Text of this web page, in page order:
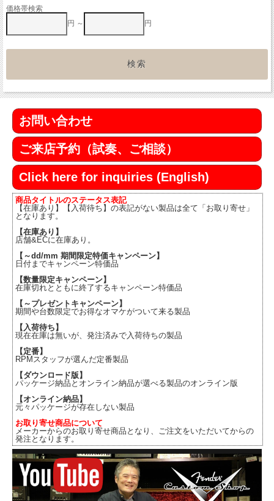
価格帯検索
円 ～
円
お問い合わせ
ご来店予約（試奏、ご相談）
Click here for inquiries (English)
商品タイトルのステータス表記
【在庫あり】【入荷待ち】の表記がない製品は全て「お取り寄せ」
となります。
【在庫あり】
店舗&ECに在庫あり。
【～dd/mm 期間限定特価キャンペーン】
日付までキャンペーン特価品
【数量限定キャンペーン】
在庫切れとともに終了するキャンペーン特価品
【～プレゼントキャンペーン】
期間や台数限定でお得なオマケがついて来る製品
【入荷待ち】
現在在庫は無いが、発注済みで入荷待ちの製品
【定番】
RPMスタッフが選んだ定番製品
【ダウンロード版】
パッケージ納品とオンライン納品が選べる製品のオンライン版
【オンライン納品】
元々パッケージが存在しない製品
お取り寄せ商品について
メーカーからのお取り寄せ商品となり、ご注文をいただいてからの
発注となります。